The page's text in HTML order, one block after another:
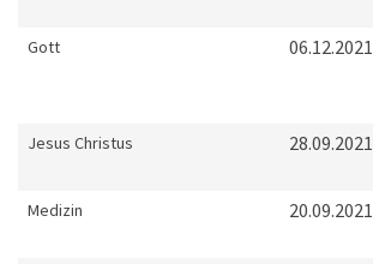
Gott 06.12.2021
Jesus Christus 28.09.2021
Medizin 20.09.2021